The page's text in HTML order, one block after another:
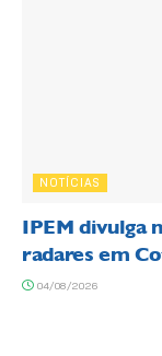
NOTÍCIAS
IPEM divulga
radares em
04/08/2026